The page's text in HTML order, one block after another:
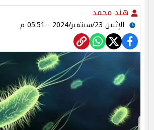
هند محمد
الإثنين 23/سبتمبر/2024 - 05:51 م